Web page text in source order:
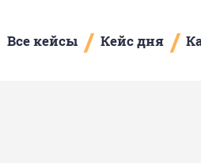
Все кейсы / Кейс дня /